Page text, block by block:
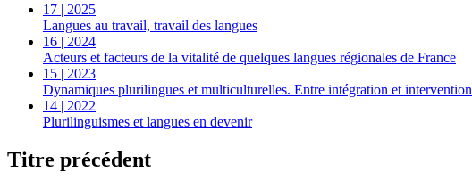
17 | 2025
Langues au travail, travail des langues
16 | 2024
Acteurs et facteurs de la vitalité de quelques langues régionales de France
15 | 2023
Dynamiques plurilingues et multiculturelles. Entre intégration et intervention
14 | 2022
Plurilinguismes et langues en devenir
Titre précédent